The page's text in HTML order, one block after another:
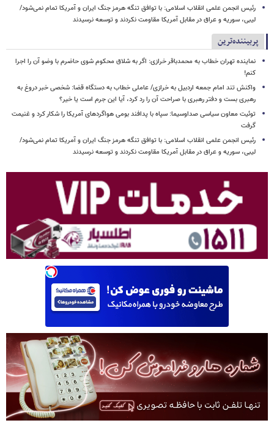
رئیس انجمن علمی انقلاب اسلامی: با توافق تنگه هرمز جنگ ایران و آمریکا تمام نمی‌شود/
لیبی، سوریه و عراق در مقابل آمریکا مقاومت نکردند و توسعه نرسیدند
پربیننده‌ترین
نماینده تهران خطاب به محمدباقر خرازی: اگر به شلاق محکوم شوی حاضرم با وضو آن را اجرا
کنم!
واکنش تند امام جمعه اردبیل به خرازی/ عاملی خطاب به دستگاه قضا: شخصی خبر دروغ به
رهبری بست و دفتر رهبری با صراحت آن را رد کرد، آیا این جرم است یا خیر؟
توئیت معاون سیاسی صداوسیما: سپاه با پدافند بومی هواگردهای آمریکا را شکار کرد و غنیمت
گرفت
رئیس انجمن علمی انقلاب اسلامی: با توافق تنگه هرمز جنگ ایران و آمریکا تمام نمی‌شود/
لیبی، سوریه و عراق در مقابل آمریکا مقاومت نکردند و توسعه نرسیدند